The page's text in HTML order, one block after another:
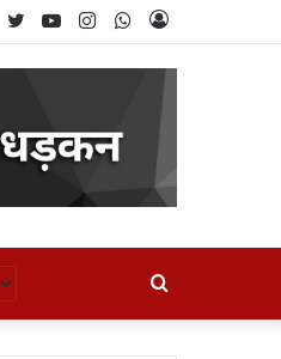
In
WhatsApp
Instagram
YouTube
Twitter
Facebook
Search